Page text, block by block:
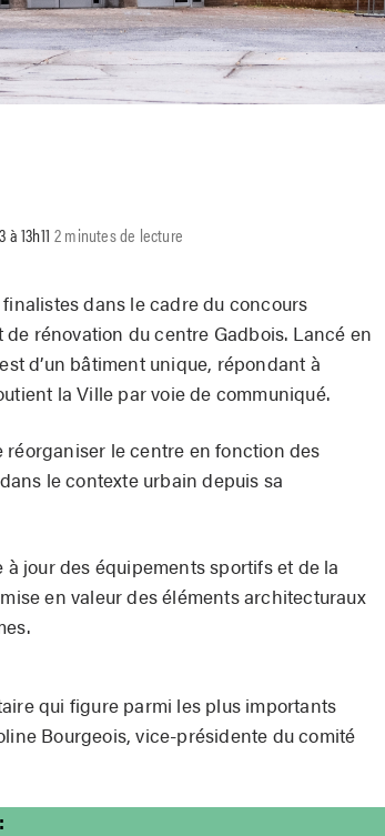
13h11 2 minutes de lecture
dans le cadre du concours
rénovation du centre Gadbois. Lancé en
d’un bâtiment unique, répondant à
la Ville par voie de communiqué.
le centre en fonction des
le contexte urbain depuis sa
jour des équipements sportifs et de la
en valeur des éléments architecturaux
qui figure parmi les plus importants
Bourgeois, vice-présidente du comité